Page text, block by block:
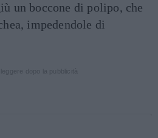
un boccone di polipo, che
impedendole di